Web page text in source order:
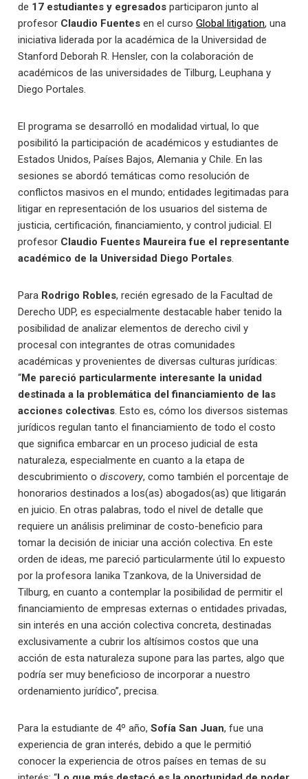
de 17 estudiantes y egresados participaron junto al
profesor Claudio Fuentes en el cursoGlobal litigation, una
iniciativa liderada por la académica de la Universidad de
Stanford Deborah R. Hensler, con la colaboración de
académicos de las universidades de Tilburg, Leuphana y
Diego Portales.
El programa se desarrolló en modalidad virtual, lo que
posibilitó la participación de académicos y estudiantes de
Estados Unidos, Países Bajos, Alemania y Chile. En las
sesiones se abordó temáticas como resolución de
conflictos masivos en el mundo; entidades legitimadas para
litigar en representación de los usuarios del sistema de
justicia, certificación, financiamiento, y control judicial. El
profesor Claudio Fuentes Maureira fue el representante
académico de la Universidad Diego Portales.
Para Rodrigo Robles, recién egresado de la Facultad de
Derecho UDP, es especialmente destacable haber tenido la
posibilidad de analizar elementos de derecho civil y
procesal con integrantes de otras comunidades
académicas y provenientes de diversas culturas jurídicas:
“Me pareció particularmente interesante la unidad
destinada a la problemática del financiamiento de las
acciones colectivas. Esto es, cómo los diversos sistemas
jurídicos regulan tanto el financiamiento de todo el costo
que significa embarcar en un proceso judicial de esta
naturaleza, especialmente en cuanto a la etapa de
descubrimiento odiscovery, como también el porcentaje de
honorarios destinados a los(as) abogados(as) que litigarán
en juicio. En otras palabras, todo el nivel de detalle que
requiere un análisis preliminar de costo-beneficio para
tomar la decisión de iniciar una acción colectiva. En este
orden de ideas, me pareció particularmente útil lo expuesto
por la profesora Ianika Tzankova, de la Universidad de
Tilburg, en cuanto a contemplar la posibilidad de permitir el
financiamiento de empresas externas o entidades privadas,
sin interés en una acción colectiva concreta, destinadas
exclusivamente a cubrir los altísimos costos que una
acción de esta naturaleza supone para las partes, algo que
podría ser muy beneficioso de incorporar a nuestro
ordenamiento jurídico”, precisa.
Para la estudiante de 4º año,Sofía San Juan, fue una
experiencia de gran interés, debido a que le permitió
conocer la experiencia de otros países en temas de su